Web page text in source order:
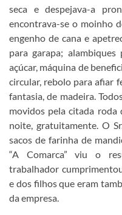
seca e despejava-a
encontrava-se o moinho
engenho de cana e
para garapa;
açúcar, máquina de
circular, rebolo para afiar
fantasia, de madeira.
movidos pela citada roda
noite, gratuitamente. O
sacos de farinha de
“A Comarca” viu o
trabalhador
e dos filhos que eram
da empresa.